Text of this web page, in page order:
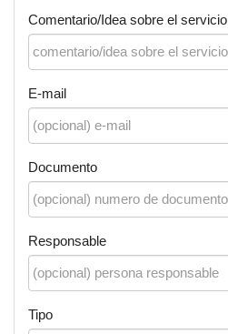
Comentario/Idea sobre el servicio
E-mail
Documento
Responsable
Tipo